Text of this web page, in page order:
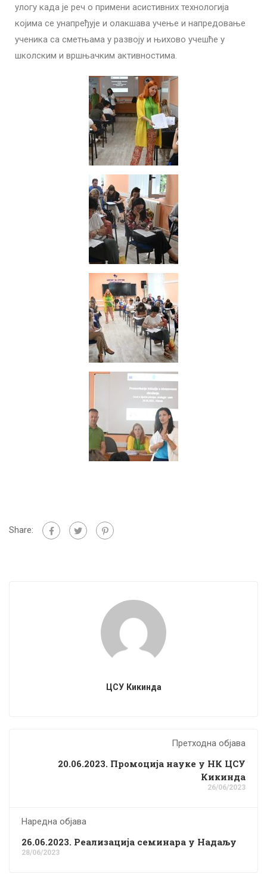
улогу када је реч о примени асистивних технологија
којима се унапређује и олакшава учење и напредовање
ученика са сметњама у развоју и њихово учешће у
школским и вршњачким активностима.
Share:
ЦСУ Кикинда
Претходна објава
20.06.2023. Промоција науке у НК ЦСУ
Кикинда
26/06/2023
Наредна објава
26.06.2023. Реализација семинара у Надаљу
28/06/2023